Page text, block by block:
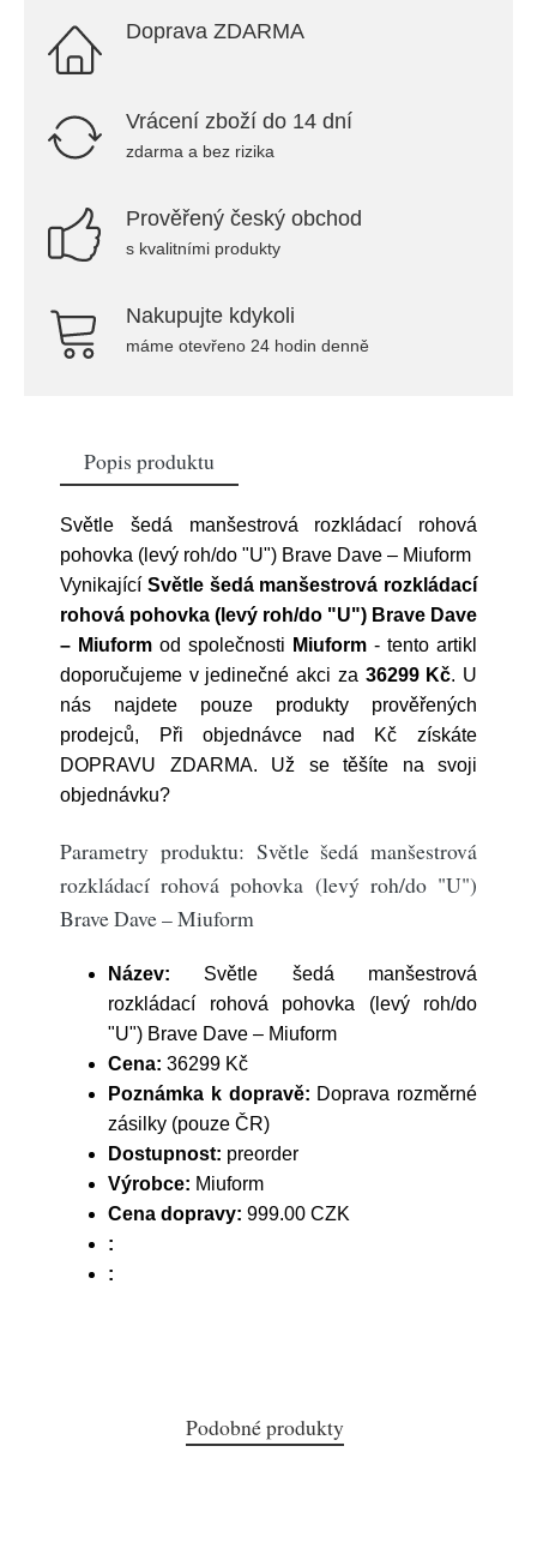
Doprava ZDARMA
Vrácení zboží do 14 dní
zdarma a bez rizika
Prověřený český obchod
s kvalitními produkty
Nakupujte kdykoli
máme otevřeno 24 hodin denně
Popis produktu
Světle šedá manšestrová rozkládací rohová
pohovka (levý roh/do "U") Brave Dave – Miuform
Vynikající Světle šedá manšestrová rozkládací
rohová pohovka (levý roh/do "U") Brave Dave
– Miuform od společnosti Miuform - tento artikl
doporučujeme v jedinečné akci za 36299 Kč. U
nás najdete pouze produkty prověřených
prodejců, Při objednávce nad Kč získáte
DOPRAVU ZDARMA. Už se těšíte na svoji
objednávku?
Parametry produktu: Světle šedá manšestrová
rozkládací rohová pohovka (levý roh/do "U")
Brave Dave – Miuform
Název: Světle šedá manšestrová
rozkládací rohová pohovka (levý roh/do
"U") Brave Dave – Miuform
Cena: 36299 Kč
Poznámka k dopravě: Doprava rozměrné
zásilky (pouze ČR)
Dostupnost: preorder
Výrobce: Miuform
Cena dopravy: 999.00 CZK
:
:
Podobné produkty